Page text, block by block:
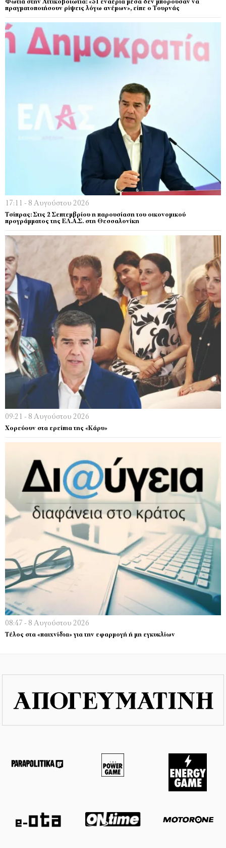
Φωτιά στην Αττικοβοιωτία: «51 εναέρια μέσα δεν μπορούσαν να
πραγματοποιήσουν ρίψεις λόγω ανέμων», είπε ο Τουρνάς
17:11 - 8 Αυγούστου 2026
Τσίπρας: Στις 2 Σεπτεμβρίου η παρουσίαση του οικονομικού
προγράμματος της ΕΛ.Α.Σ. στη Θεσσαλονίκη
09:21 - 8 Αυγούστου 2026
Χορεύουν στα ερείπια της «Κάρυ»
08:47 - 8 Αυγούστου 2026
Τέλος στα «παιχνίδια» για την εφαρμογή ή μη εγκυκλίων